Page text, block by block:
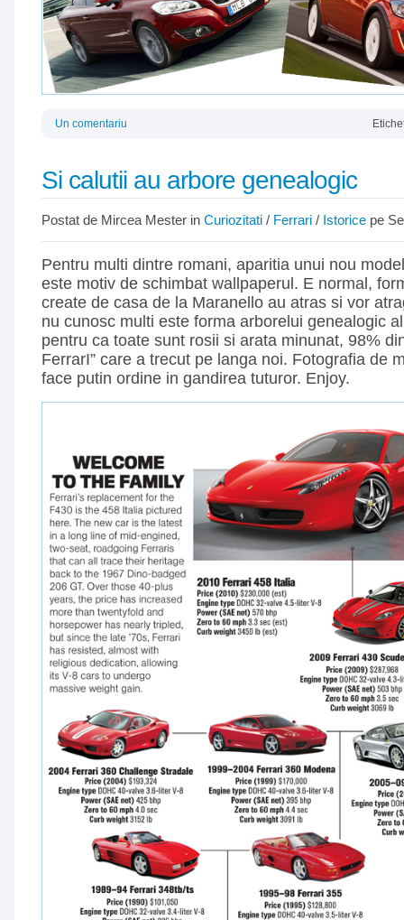
Un comentariu
Si calutii au arbore genealogic
Postat de Mircea Mester in Curiozitati / Ferrari / Istorice pe
Pentru multi dintre romani, aparitia unui nou
este motiv de schimbat wallpaperul. E normal,
create de casa de la Maranello au atras si vor
nu cunosc multi este forma arborelui genealogic
pentru ca toate sunt rosii si arata minunat, 98%
FerrarI” care a trecut pe langa noi. Fotografia de
face putin ordine in gandirea tuturor. Enjoy.